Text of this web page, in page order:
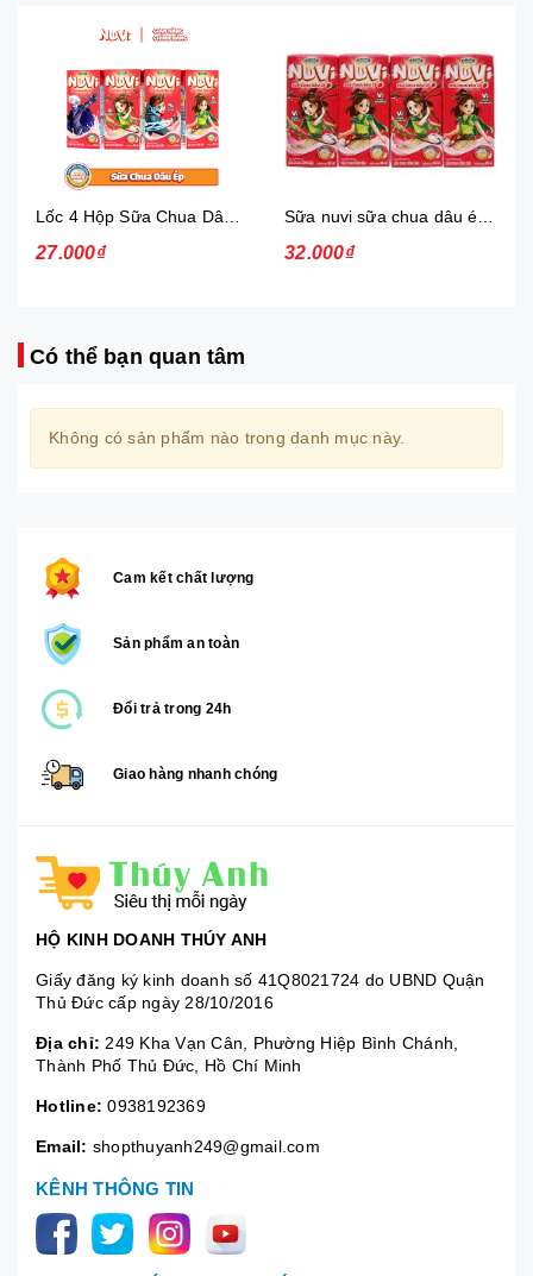
27.000₫ 32.000₫
Có thể bạn quan tâm
Không có sản phẩm nào trong danh mục này.
Cam kết chất lượng
Sản phẩm an toàn
Đổi trả trong 24h
Giao hàng nhanh chóng
HỘ KINH DOANH THÚY ANH
Giấy đăng ký kinh doanh số 41Q8021724 do UBND Quận
Thủ Đức cấp ngày 28/10/2016
Địa chỉ: 249 Kha Vạn Cân, Phường Hiệp Bình Chánh,
Thành Phố Thủ Đức, Hồ Chí Minh
Hotline: 0938192369
Email: shopthuyanh249@gmail.com
KÊNH THÔNG TIN